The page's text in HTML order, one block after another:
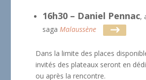
16h30 – Daniel Pennac,
sagaMalaussène
Dans la limite des places
invités des plateaux seront en
ou après la rencontre.